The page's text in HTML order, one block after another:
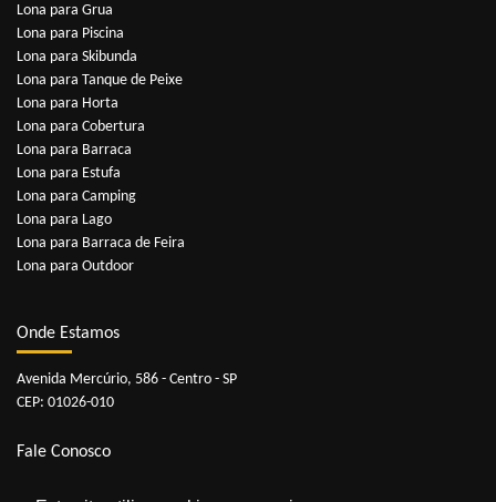
Lona para Grua
Lona para Piscina
Lona para Skibunda
Lona para Tanque de Peixe
Lona para Horta
Lona para Cobertura
Lona para Barraca
Lona para Estufa
Lona para Camping
Lona para Lago
Lona para Barraca de Feira
Lona para Outdoor
Onde Estamos
Avenida Mercúrio, 586 - Centro - SP
CEP: 01026-010
Fale Conosco
Telefones: 11 3229-3341 11 3229-3352